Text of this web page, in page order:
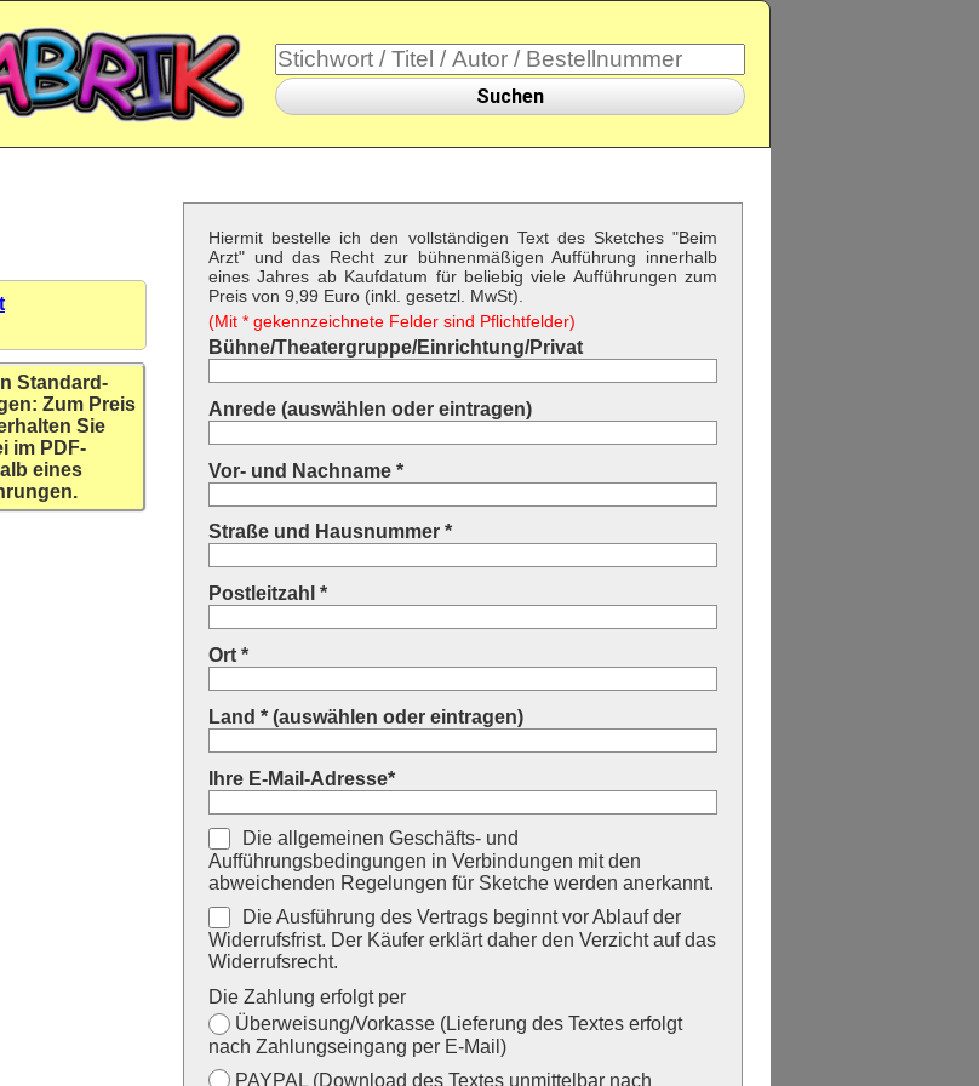
Suchen
Standard-
Zum Preis
Sie
im PDF-
eines
Hiermit bestelle ich den vollständigen Text des Sketches "Beim
Arzt" und das Recht zur bühnenmäßigen Aufführung innerhalb
eines Jahres ab Kaufdatum für beliebig viele Aufführungen zum
Preis von 9,99 Euro (inkl. gesetzl. MwSt).
(Mit * gekennzeichnete Felder sind Pflichtfelder)
Bühne/Theatergruppe/Einrichtung/Privat
Anrede (auswählen oder eintragen)
Vor- und Nachname *
Straße und Hausnummer *
Postleitzahl *
Ort *
Land * (auswählen oder eintragen)
Ihre E-Mail-Adresse*
Die allgemeinen Geschäfts- und
Aufführungsbedingungen in Verbindungen mit den
abweichenden Regelungen für Sketche werden anerkannt.
Die Ausführung des Vertrags beginnt vor Ablauf der
Widerrufsfrist. Der Käufer erklärt daher den Verzicht auf das
Widerrufsrecht.
Die Zahlung erfolgt per
Überweisung/Vorkasse (Lieferung des Textes erfolgt
nach Zahlungseingang per E-Mail)
PAYPAL (Download des Textes unmittelbar nach